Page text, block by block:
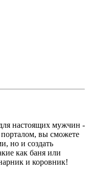
настоящих мужчин -
вы сможете
но и создать
как баня или
и коровник!